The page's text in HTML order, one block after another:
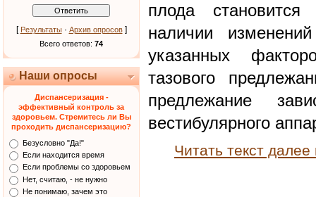
[ Результаты· Архив опросов]
Всего ответов: 74
Наши опросы
Диспансеризация -
эффективный контроль за
здоровьем. Стремитесь ли Вы
проходить диспансеризацию?
Безусловно "Да!"
Если находится время
Если проблемы со здоровьем
Нет, считаю, - не нужно
Не понимаю, зачем это
плода
наличии
указанных
тазового
предлежание
вестибулярного
Читать текст